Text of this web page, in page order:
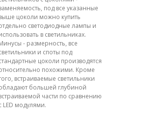
под все указанные
цоколи можно купить
светодиодные лампы и
в светильниках.
- размерность, все
и споты под
цоколи производятся
похожими. Кроме
встраиваемые светильники
большей глубиной
части по сравнению
LED модулями.